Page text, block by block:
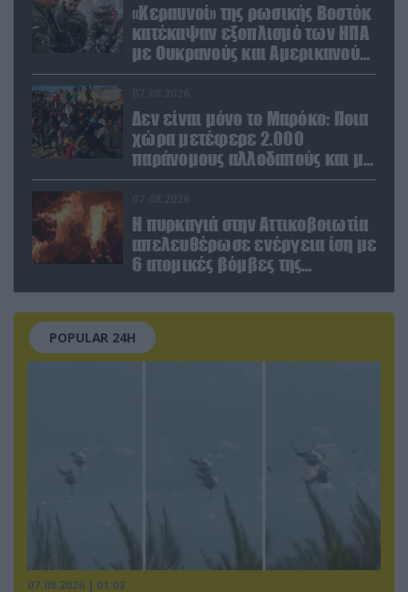
«Κεραυνοί» της ρωσικής Βοστόκ
κατέκαψαν εξοπλισμό των ΗΠΑ
με Ουκρανούς και Αμερικανούς
μισθοφόρους – Δείτε βίντεο
Δεν είναι μόνο το Μαρόκο: Ποια
χώρα μετέφερε 2.000
παράνομους αλλοδαπούς και με
ναρκωτικά στην Ισπανία
Η πυρκαγιά στην Αττικοβοιωτία
απελευθέρωσε ενέργεια ίση με
6 ατομικές βόμβες της
POPULAR 24H
07.08.2026 | 01:02